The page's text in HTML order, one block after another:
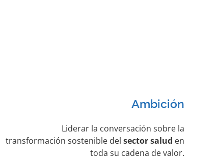
Ambición
Liderar la conversación sobre la
transformación sostenible del sector salud en
toda su cadena de valor.